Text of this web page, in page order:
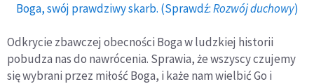
Boga, swój prawdziwy skarb. (Sprawdź:Rozwój duchowy)
Odkrycie zbawczej obecności Boga w ludzkiej historii
pobudza nas do nawrócenia. Sprawia, że wszyscy czujemy
się wybrani przez miłość Boga, i każe nam wielbić Go i